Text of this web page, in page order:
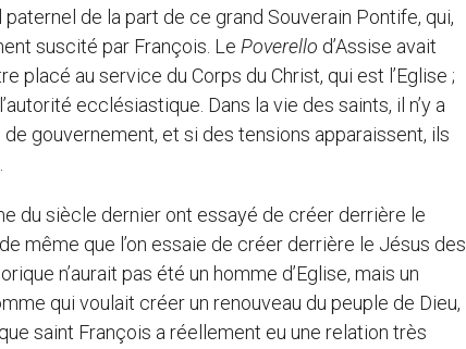
de la part de ce grand Souverain Pontife, qui,
suscité par François. Le Poverello d’Assise avait
placé au service du Corps du Christ, qui est l’Eglise ;
ecclésiastique. Dans la vie des saints, il n’y a
gouvernement, et si des tensions apparaissent, ils
siècle dernier ont essayé de créer derrière le
même que l’on essaie de créer derrière le Jésus des
n’aurait pas été un homme d’Eglise, mais un
qui voulait créer un renouveau du peuple de Dieu,
saint François a réellement eu une relation très